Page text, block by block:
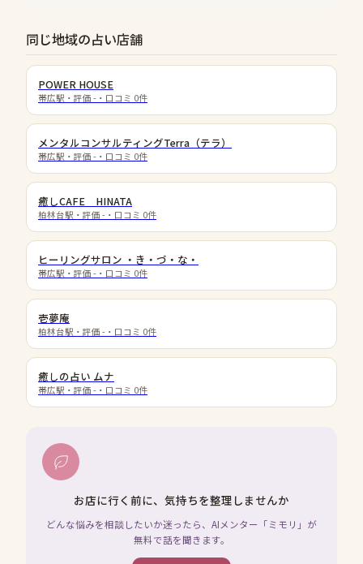
同じ地域の占い店舗
POWER HOUSE
帯広駅 ・評価 - ・口コミ 0件
メンタルコンサルティングTerra（テラ）
帯広駅 ・評価 - ・口コミ 0件
癒しCAFE HINATA
柏林台駅 ・評価 - ・口コミ 0件
ヒーリングサロン ・き・づ・な・
帯広駅 ・評価 - ・口コミ 0件
壱夢庵
柏林台駅 ・評価 - ・口コミ 0件
癒しの占い ムナ
帯広駅 ・評価 - ・口コミ 0件
お店に行く前に、気持ちを整理しませんか
どんな悩みを相談したいか迷ったら、AIメンター「ミモリ」が
無料で話を聞きます。